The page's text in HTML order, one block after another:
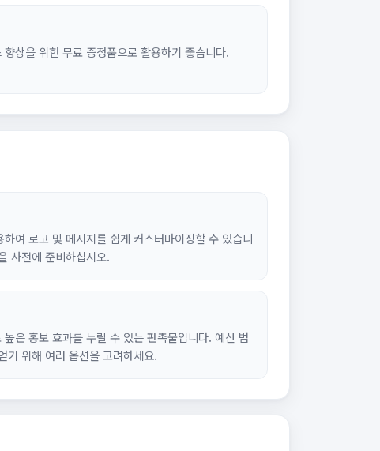
상을 위한 무료 증정품으로 활용하기 좋습니다.
여 로고 및 메시지를 쉽게 커스터마이징할 수 있습니
사전에 준비하십시오.
높은 홍보 효과를 누릴 수 있는 판촉물입니다. 예산 범
기 위해 여러 옵션을 고려하세요.